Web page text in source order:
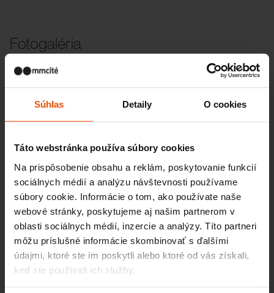
Súhlas Detaily O cookies
Táto webstránka používa súbory cookies
Na prispôsobenie obsahu a reklám, poskytovanie funkcií
sociálnych médií a analýzu návštevnosti používame
súbory cookie. Informácie o tom, ako používate naše
webové stránky, poskytujeme aj našim partnerom v
oblasti sociálnych médií, inzercie a analýzy. Títo partneri
môžu príslušné informácie skombinovať s ďalšími
údajmi, ktoré ste im poskytli alebo ktoré od vás získali,
keď ste používali ich služby.
Fotogaléria
Viac noviniek
3. 7.
Udalosti
Študenti premenili priestor
pred školou
Aj malé zmeny môžu mať veľký dopad.
11. 6.
Udalosti
Bicykel je dnes vyjadrením
identity
Rozhovor s našou dizajnérkou Ivetou
Krmíčkovou